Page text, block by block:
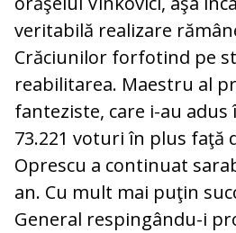
veritabilă realizare
Crăciunilor forfotind pe
reabilitarea. Maestru al
fanteziste, care i-au adus
73.221 voturi în plus faţă
Oprescu a continuat
an. Cu mult mai puţin
General respingându-i